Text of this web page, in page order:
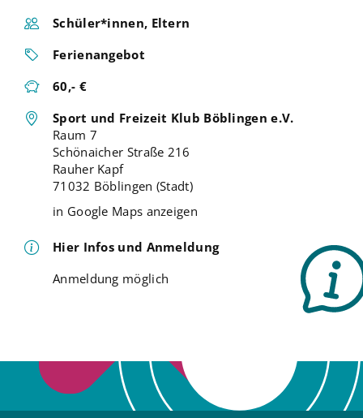
Schüler*innen, Eltern
Ferienangebot
60,- €
Sport und Freizeit Klub Böblingen e.V.
Raum 7
Schönaicher Straße 216
Rauher Kapf
71032 Böblingen (Stadt)
in Google Maps anzeigen
Hier Infos und Anmeldung
Anmeldung möglich